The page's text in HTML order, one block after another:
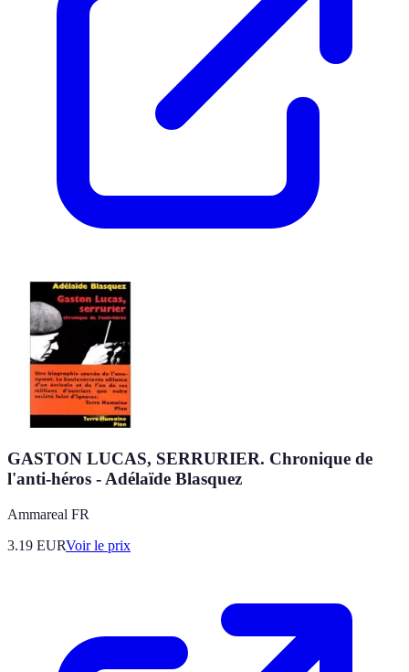
GASTON LUCAS, SERRURIER. Chronique de
l'anti-héros - Adélaïde Blasquez
Ammareal FR
3.19 EURVoir le prix